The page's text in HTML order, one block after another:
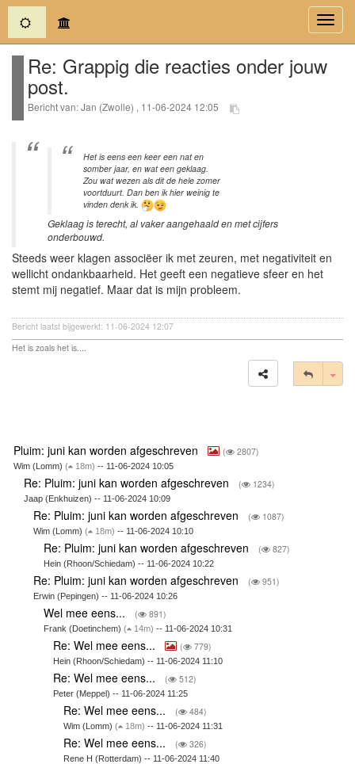
(current)
Re: Grappig die reacties onder jouw
post.
Bericht van: Jan (Zwolle) , 11-06-2024 12:05
Het is eens een keer een nat en
somber jaar, en wat een geklaag.
Zou wat wezen als dit de hele zomer
voortduurt. Dan ben ik hier weinig te
vinden denk ik.
Geklaag is terecht, al vaker aangehaald en met cijfers
onderbouwd.
Steeds weer klagen associëer ik met zeuren, met negativiteit en
wellicht ondankbaarheid. Het geeft een negatieve sfeer en het
stemt mij negatief. Maar dat is mijn probleem.
Bericht laatst bijgewerkt: 11-06-2024 12:07
Het is zoals het is....
Pluim: juni kan worden afgeschreven ( 2807)
Wim (Lomm) ( 18m) -- 11-06-2024 10:05
Re: Pluim: juni kan worden afgeschreven ( 1234)
Jaap (Enkhuizen) -- 11-06-2024 10:09
Re: Pluim: juni kan worden afgeschreven ( 1087)
Wim (Lomm)( 18m) -- 11-06-2024 10:10
Re: Pluim: juni kan worden afgeschreven ( 827)
Hein (Rhoon/Schiedam) -- 11-06-2024 10:22
Re: Pluim: juni kan worden afgeschreven ( 951)
Erwin (Pepingen) -- 11-06-2024 10:26
Wel mee eens... ( 891)
Frank (Doetinchem) ( 14m) -- 11-06-2024 10:31
Re: Wel mee eens... ( 779)
Hein (Rhoon/Schiedam) -- 11-06-2024 11:10
Re: Wel mee eens... ( 512)
Peter (Meppel) -- 11-06-2024 11:25
Re: Wel mee eens... ( 484)
Wim (Lomm) ( 18m) -- 11-06-2024 11:31
Re: Wel mee eens... ( 326)
Rene H (Rotterdam) -- 11-06-2024 11:40